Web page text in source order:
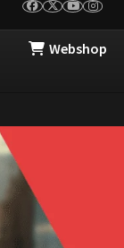
Webshop